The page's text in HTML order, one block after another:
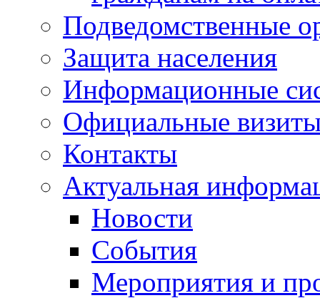
Подведомственные
Защита населения
Информационные
Официальные
Контакты
Актуальная
Новости
События
Мероприятия и